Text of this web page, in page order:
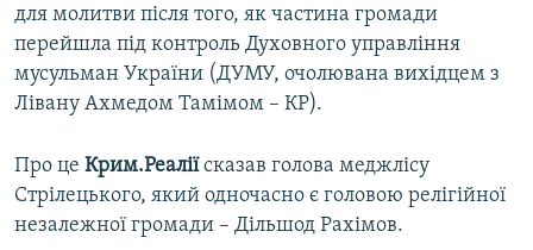
СПЕЦПРОЕКТИ
ДЕПОРТАЦІЯ
ВІДЕОУРОКИ «ELIFBE»
УКРАЇНСЬКА ПРОБЛЕМА КРИМУ
ІНФОГРАФІКА
ЯК ОБІЙТИ БЛОКУВАННЯ
Русский
Qırımtatar
ДОЛУЧАЙСЯ!
для молитви після того, як частина громади
перейшла під контроль Духовного управління
мусульман України (ДУМУ, очолювана вихідцем з
Лівану Ахмедом Тамімом – КР).
Про це Крим.Реаліїсказав голова меджлісу
Стрілецького, який одночасно є головою релігійної
незалежної громади – Дільшод Рахімов.